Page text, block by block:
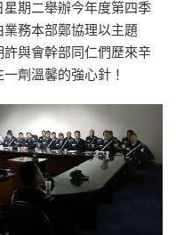
期二舉辦今年度第四季
務本部鄭協理以主題
許與會幹部同仁們歷來辛
劑溫馨的強心針！